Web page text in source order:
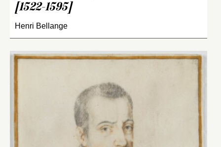
[1522-1595]
Henri Bellange